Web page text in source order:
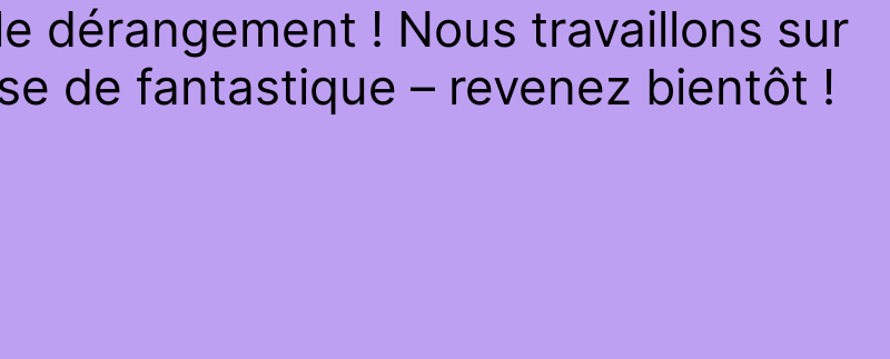
dérangement ! Nous travaillons sur
de fantastique – revenez bientôt !